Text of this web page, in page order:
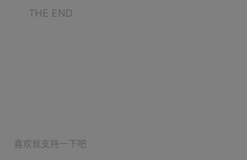
THE END
喜欢就支持一下吧